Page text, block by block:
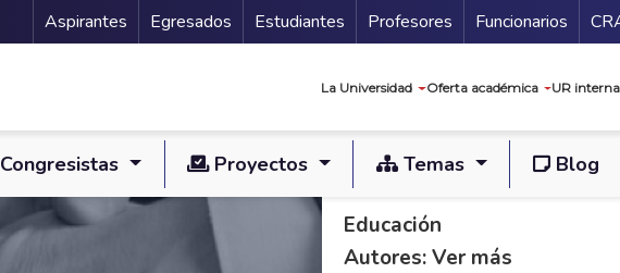
Menu Secundario
Aspirantes Egresados Estudiantes Profesores Funcionarios
La Universidad Oferta académica UR
Congresistas Proyectos Temas Blog
PL S 392/21 C 351/
Educación
Autores: Ver más